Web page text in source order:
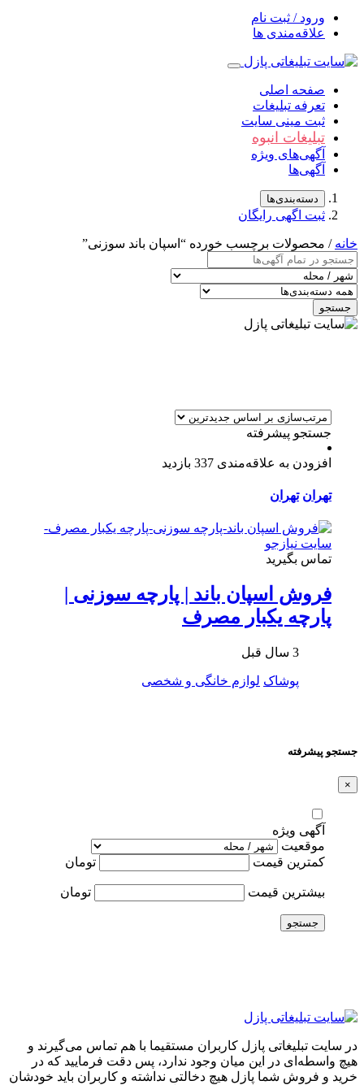
ورود / ثبت نام
علاقه‌مندی ها
صفحه اصلی
تعرفه تبلیغات
ثبت مینی سایت
تبلیغات انبوه
آگهی‌های ویژه
آگهی‌ها
دسته‌بندی‌ها
ثبت اگهی رایگان
خانه / محصولات برچسب خورده “اسپان باند سوزنی”
جستجو
جستجو پیشرفته
افزودن به علاقه‌مندی 337 بازدید
تهران تهران
تماس بگیرید
فروش اسپان باند | پارچه سوزنی |
پارچه یکبار مصرف
3 سال قبل
پوشاک لوازم خانگی و شخصی
جستجو پیشرفته
×
آگهی ویژه
موقعیت
کمترین قیمت
تومان
بیشترین قیمت تومان
جستجو
در سایت تبلیغاتی پازل کاربران مستقیما با هم تماس می‌گیرند و
هیچ واسطه‌ای در این میان وجود ندارد، پس دقت فرمایید که در
خرید و فروشِ شما پازل هیچ دخالتی نداشته و کاربران باید خودشان